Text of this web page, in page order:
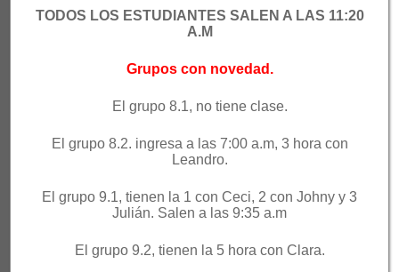
participación corresponsable de la familia y la
deporte, la innovación y la cultura digital.
ENLACES RÁPIDOS
PC Académico
Recursos Digitales
Parque Explora
EDUCAME
UNAL
SENA
TODOS LOS ESTUDIANTES SALEN A LAS 11:20
A.M
Grupos con novedad.
El grupo 8.1, no tiene clase.
El grupo 8.2. ingresa a las 7:00 a.m, 3 hora con
Leandro.
El grupo 9.1, tienen la 1 con Ceci, 2 con Johny y 3
Julián. Salen a las 9:35 a.m
El grupo 9.2, tienen la 5 hora con Clara.